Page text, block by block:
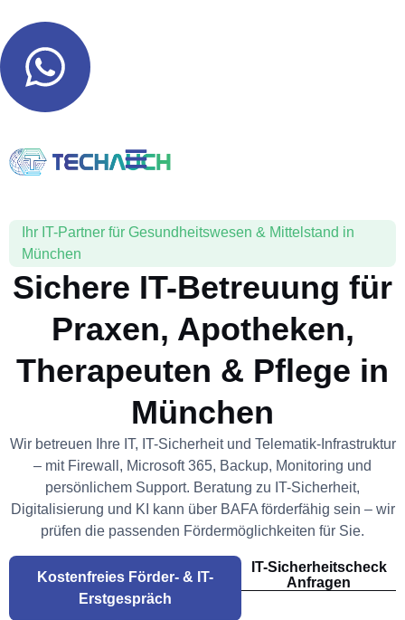
Ihr IT-Partner für Gesundheitswesen & Mittelstand in
München
Sichere IT-Betreuung für
Praxen, Apotheken,
Therapeuten & Pflege in
München
Wir betreuen Ihre IT, IT-Sicherheit und Telematik-Infrastruktur
– mit Firewall, Microsoft 365, Backup, Monitoring und
persönlichem Support. Beratung zu IT-Sicherheit,
Digitalisierung und KI kann über BAFA förderfähig sein – wir
prüfen die passenden Fördermöglichkeiten für Sie.
Kostenfreies Förder- & IT-
Erstgespräch
IT-Sicherheitscheck
Anfragen